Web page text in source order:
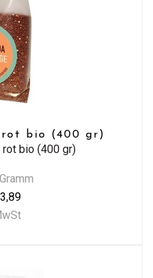
rot bio (400 gr)
rot bio (400 gr)
3,89